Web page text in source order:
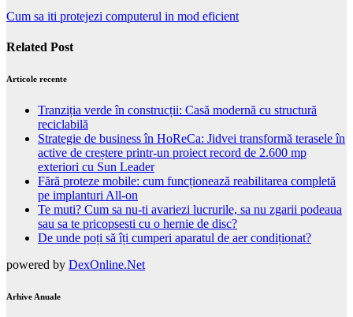
Cum sa iti protejezi computerul in mod eficient
Related Post
Articole recente
Tranziția verde în construcții: Casă modernă cu structură
reciclabilă
Strategie de business în HoReCa: Jidvei transformă terasele în
active de creștere printr-un proiect record de 2.600 mp
exteriori cu Sun Leader
Fără proteze mobile: cum funcționează reabilitarea completă
pe implanturi All-on
Te muti? Cum sa nu-ti avariezi lucrurile, sa nu zgarii podeaua
sau sa te pricopsesti cu o hernie de disc?
De unde poți să îți cumperi aparatul de aer condiționat?
powered by DexOnline.Net
Arhive Anuale